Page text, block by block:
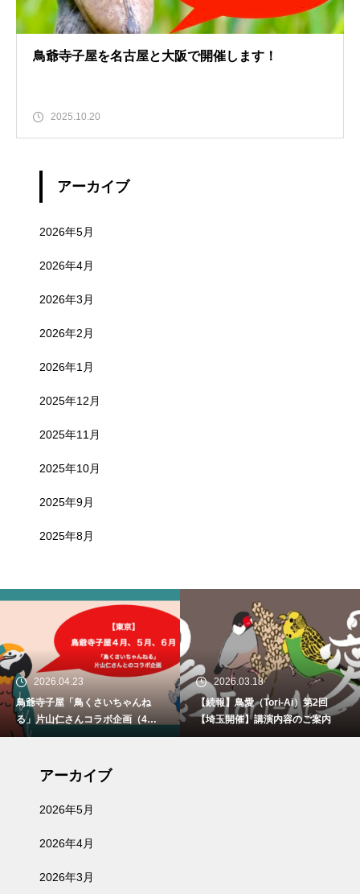
鳥爺寺子屋を名古屋と大阪で開催します！
2025.10.20
アーカイブ
2026年5月
2026年4月
2026年3月
2026年2月
2026年1月
2025年12月
2025年11月
2025年10月
2025年9月
2025年8月
2026.04.23
鳥爺寺子屋「鳥くさいちゃんね
る」片山仁さんコラボ企画（4月2
9日、5月30日、6月21日）開催
2026.03.18
【続報】鳥愛（Tori-Ai）第2回
【埼玉開催】講演内容のご案内
アーカイブ
2026年5月
2026年4月
2026年3月